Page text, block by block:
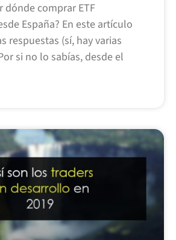
dónde comprar ETF
España? En este artículo
respuestas (sí, hay varias
si no lo sabías, desde el